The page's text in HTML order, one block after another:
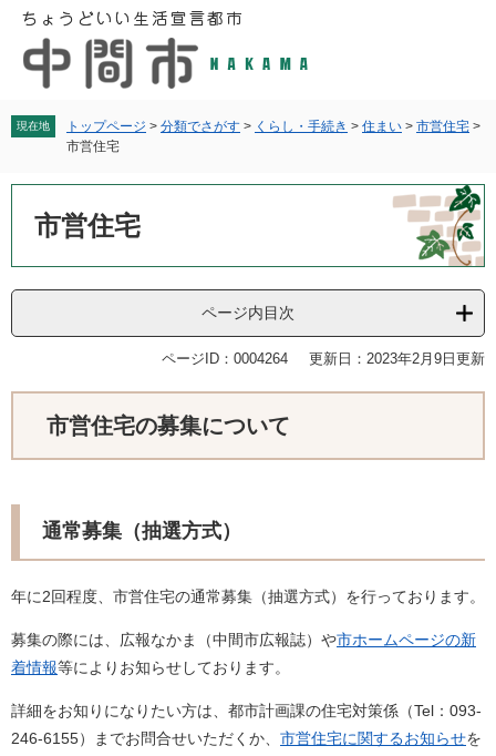
へ
現在地 トップページ > 分類でさがす > くらし・手続き > 住まい > 市営住宅 >
市営住宅
市営住宅
ページ内目次
ページID：0004264 更新日：2023年2月9日更新
市営住宅の募集について
通常募集（抽選方式）
年に2回程度、市営住宅の通常募集（抽選方式）を行っております。
募集の際には、広報なかま（中間市広報誌）や市ホームページの新
着情報等によりお知らせしております。
詳細をお知りになりたい方は、都市計画課の住宅対策係（Tel：093-
246-6155）までお問合せいただくか、 市営住宅に関するお知らせを